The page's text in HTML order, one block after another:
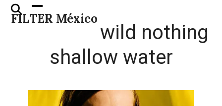
Skip
FILTER México
Open
mobile
Close
mobile
wild nothing
shallow water